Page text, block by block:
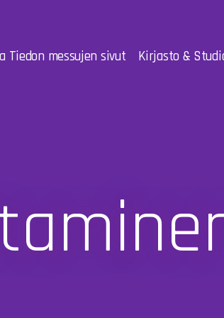
Tiedon messujen sivut Kirjasto &